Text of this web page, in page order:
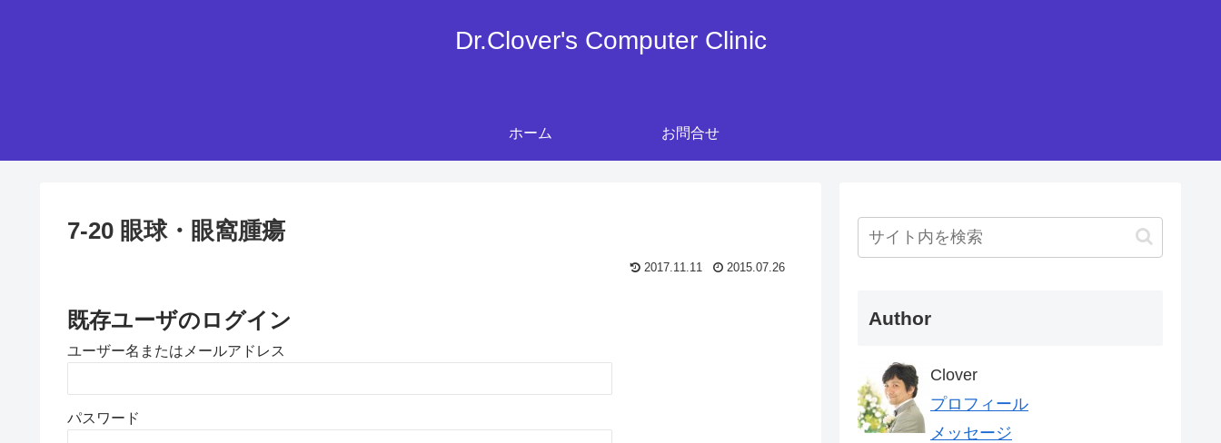
Dr.Clover's Computer Clinic
ホーム お問合せ
7-20 眼球・眼窩腫瘍
2017.11.11 2015.07.26
既存ユーザのログイン
ユーザー名またはメールアドレス
パスワード
Author
Clover
プロフィール
メッセージ